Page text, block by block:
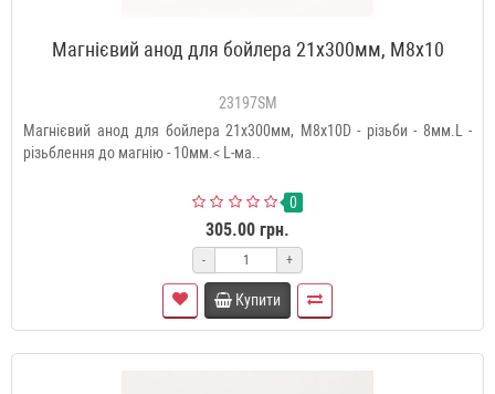
Магнієвий анод для бойлера 21x300мм, M8x10
23197SM
Магнієвий анод для бойлера 21x300мм, M8x10D - різьби - 8мм.L -
різьблення до магнію - 10мм.< L-ма..
0
305.00 грн.
- +
Купити